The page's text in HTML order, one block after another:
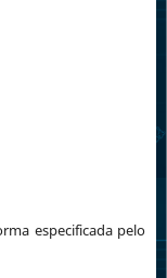
especificada pelo